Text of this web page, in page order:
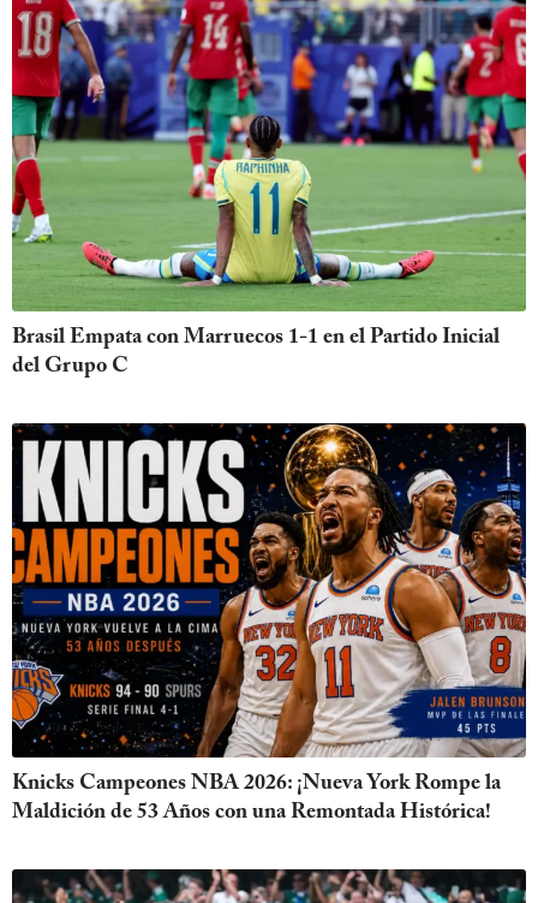
Brasil Empata con Marruecos 1-1 en el Partido Inicial
del Grupo C
Knicks Campeones NBA 2026: ¡Nueva York Rompe la
Maldición de 53 Años con una Remontada Histórica!